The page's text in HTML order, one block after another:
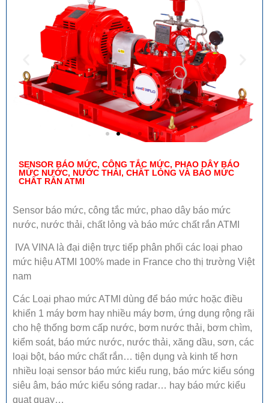
SENSOR BÁO MỨC, CÔNG TẮC MỨC, PHAO DÂY BÁO
MỨC NƯỚC, NƯỚC THẢI, CHẤT LỎNG VÀ BÁO MỨC
CHẤT RẮN ATMI
Sensor báo mức, công tắc mức, phao dây báo mức
nước, nước thải, chất lỏng và báo mức chất rắn ATMI
IVA VINA là đại diện trực tiếp phân phối các loại phao
mức hiệu ATMI 100% made in France cho thị trường Việt
nam
Các Loại phao mức ATMI dùng để báo mức hoặc điều
khiển 1 máy bơm hay nhiều máy bơm, ứng dụng rộng rãi
cho hệ thống bơm cấp nước, bơm nước thải, bơm chìm,
kiểm soát, báo mức nước, nước thải, xăng dầu, sơn, các
loại bột, báo mức chất rắn… tiện dụng và kinh tế hơn
nhiều loại sensor báo mức kiểu rung, báo mức kiểu sóng
siêu âm, báo mức kiểu sóng radar… hay báo mức kiểu
quạt quay…